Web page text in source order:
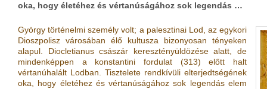
oka, hogy életéhez és vértanúságához sok legendás …
György történelmi személy volt; a palesztinai Lod, az egykori
Dioszpolisz városában élő kultusza bizonyosan tényeken
alapul. Diocletianus császár keresztényüldözése alatt, de
mindenképpen a konstantini fordulat (313) előtt halt
vértanúhalált Lodban. Tisztelete rendkívüli elterjedtségének
oka, hogy életéhez és vértanúságához sok legendás elem